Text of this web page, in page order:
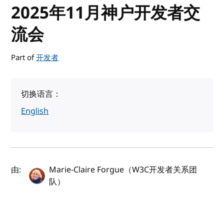
2025年11月神户开发者交
流会
Part of开发者
切换语言：
English
作者及发布日期
由:
Marie-Claire Forgue（W3C开发者关系团
队）